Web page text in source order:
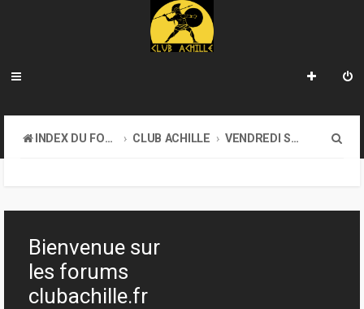
INDEX DU FORUM CLUB ACHILLE VENDREDI SOIR D'ACHILLE
h
Bienvenue sur
les forums
clubachille.fr